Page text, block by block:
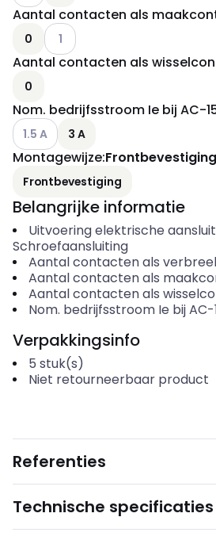
Aantal contacten als
0 Andere varianten (Huidige
1
Aantal contacten als
0
Nom. bedrijfsstroom Ie bij AC-
Andere varianten (Huidige
1.5 A 3 A
Montagewijze:Frontbevestiging
Frontbevestiging
Belangrijke informatie
Uitvoering elektrische
Schroefaansluiting
Aantal contacten als
Aantal contacten als
Aantal contacten als
Nom. bedrijfsstroom Ie bij AC-
Verpakkingsinfo
5 stuk(s)
Niet retourneerbaar product
Referenties
Technische specificaties